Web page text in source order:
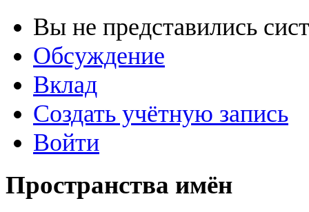
Вы не представились
Обсуждение
Вклад
Создать учётную запись
Войти
Пространства имён